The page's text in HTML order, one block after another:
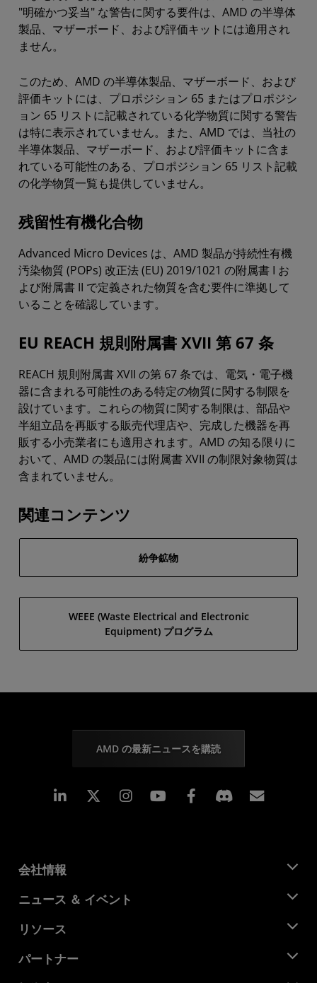
"明確かつ妥当" な警告に関する要件は、AMD の半導体
製品、マザーボード、および評価キットには適用され
ません。
このため、AMD の半導体製品、マザーボード、および
評価キットには、プロポジション 65 またはプロポジシ
ョン 65 リストに記載されている化学物質に関する警告
は特に表示されていません。また、AMD では、当社の
半導体製品、マザーボード、および評価キットに含ま
れている可能性のある、プロポジション 65 リスト記載
の化学物質一覧も提供していません。
残留性有機化合物
Advanced Micro Devices は、AMD 製品が持続性有機
汚染物質 (POPs) 改正法 (EU) 2019/1021 の附属書 I お
よび附属書 II で定義された物質を含む要件に準拠して
いることを確認しています。
EU REACH 規則附属書 XVII 第 67 条
REACH 規則附属書 XVII の第 67 条では、電気・電子機
器に含まれる可能性のある特定の物質に関する制限を
設けています。これらの物質に関する制限は、部品や
半組立品を再販する販売代理店や、完成した機器を再
販する小売業者にも適用されます。AMD の知る限りに
おいて、AMD の製品には附属書 XVII の制限対象物質は
含まれていません。
関連コンテンツ
紛争鉱物
WEEE (Waste Electrical and Electronic
Equipment) プログラム
AMD の最新ニュースを購読
Linkedin Instagram Facebook
会社情報
AMD について
企業責任
キャリア
お問い合わせ
ニュース ＆ イベント
ニュースルーム
メディア ライブラリ
リソース
デベロッパー セントラル
パートナー